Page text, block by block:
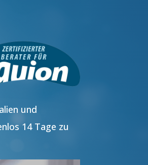
und
14 Tage zu